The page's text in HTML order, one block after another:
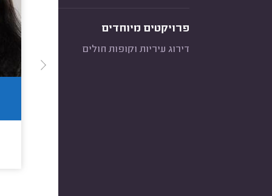
פרויקטים מיוחדים
דירוג עיריות וקופות חולים